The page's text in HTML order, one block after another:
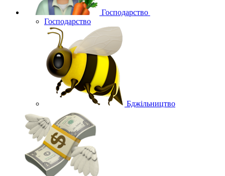
Господарство
Господарство
Бджільництво